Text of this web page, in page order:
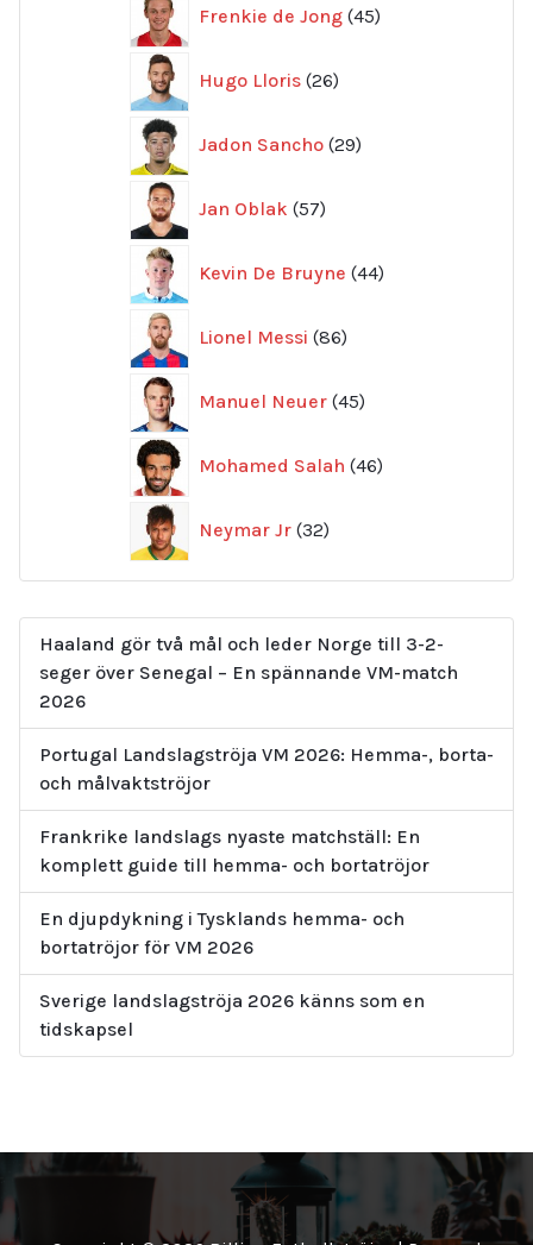
Frenkie de Jong 45
produkter
Hugo Lloris 26
produkter
Jadon Sancho 29
produkter
Jan Oblak 57
produkter
Kevin De Bruyne 44
produkter
Lionel Messi 86
produkter
Manuel Neuer 45
produkter
Mohamed Salah 46
produkter
Neymar Jr 32
produkter
Haaland gör två mål och leder Norge till 3-2-
seger över Senegal – En spännande VM-match
2026
Portugal Landslagströja VM 2026: Hemma-, borta-
och målvaktströjor
Frankrike landslags nyaste matchställ: En
komplett guide till hemma- och bortatröjor
En djupdykning i Tysklands hemma- och
bortatröjor för VM 2026
Sverige landslagströja 2026 känns som en
tidskapsel